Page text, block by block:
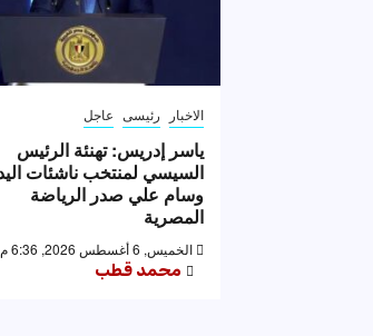
الاخبار رئيسى عاجل
ياسر إدريس: تهنئة الرئيس
السيسي لمنتخب ناشئات
وسام علي صدر الرياضة
المصرية
الخميس, 6 أغسطس 2026, 6:36 م
محمد قطب